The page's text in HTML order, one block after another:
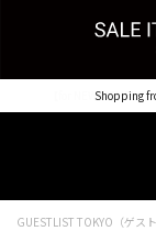
Shopping
【for NEW
GUESTLIST TOKYO（ゲス